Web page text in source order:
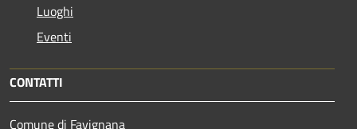
Luoghi
Eventi
CONTATTI
Comune di Favignana